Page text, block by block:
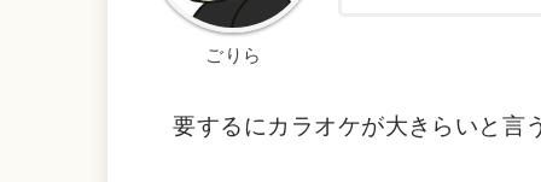
ごりら
要するにカラオケが大きらいと言